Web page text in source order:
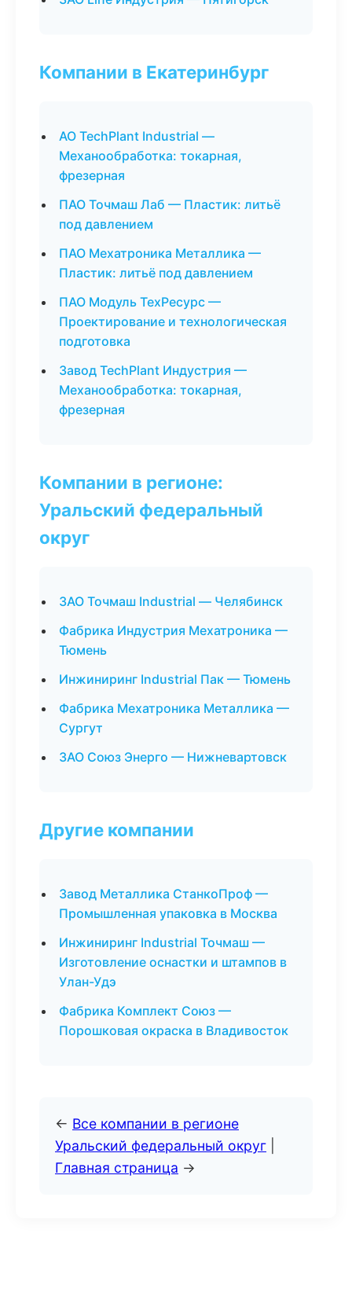
Компании в Екатеринбург
АО TechPlant Industrial —
Механообработка: токарная,
фрезерная
ПАО Точмаш Лаб — Пластик: литьё
под давлением
ПАО Мехатроника Металлика —
Пластик: литьё под давлением
ПАО Модуль ТехРесурс —
Проектирование и технологическая
подготовка
Завод TechPlant Индустрия —
Механообработка: токарная,
фрезерная
Компании в регионе:
Уральский федеральный
округ
ЗАО Точмаш Industrial — Челябинск
Фабрика Индустрия Мехатроника —
Тюмень
Инжиниринг Industrial Пак — Тюмень
Фабрика Мехатроника Металлика —
Сургут
ЗАО Союз Энерго — Нижневартовск
Другие компании
Завод Металлика СтанкоПроф —
Промышленная упаковка в Москва
Инжиниринг Industrial Точмаш —
Изготовление оснастки и штампов в
Улан-Удэ
Фабрика Комплект Союз —
Порошковая окраска в Владивосток
← Все компании в регионе
Уральский федеральный округ
Главная страница →